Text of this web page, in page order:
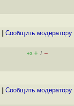
Cообщить модератору
+3 + / –
Cообщить модератору